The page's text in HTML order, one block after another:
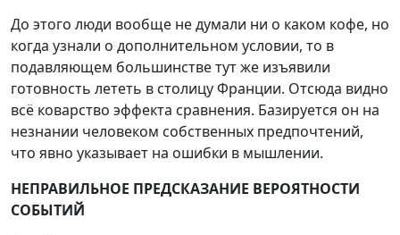
До этого люди вообще не думали ни о каком кофе, но
когда узнали о дополнительном условии, то в
подавляющем большинстве тут же изъявили
готовность лететь в столицу Франции. Отсюда видно
всё коварство эффекта сравнения. Базируется он на
незнании человеком собственных предпочтений,
что явно указывает на ошибки в мышлении.
НЕПРАВИЛЬНОЕ ПРЕДСКАЗАНИЕ ВЕРОЯТНОСТИ
СОБЫТИЙ